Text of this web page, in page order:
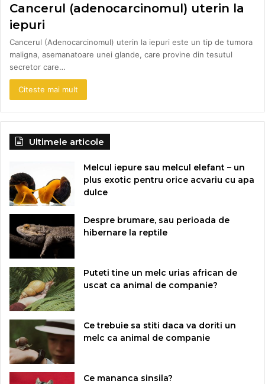
Cancerul (adenocarcinomul) uterin la
iepuri
Cancerul (Adenocarcinomul) uterin la iepuri este un tip de tumora
maligna, asemanatoare unei glande, care provine din tesutul
secretor care…
Citeste mai mult
Ultimele articole
Melcul iepure sau melcul elefant – un
plus exotic pentru orice acvariu cu apa
dulce
Despre brumare, sau perioada de
hibernare la reptile
Puteti tine un melc urias african de
uscat ca animal de companie?
Ce trebuie sa stiti daca va doriti un
melc ca animal de companie
Ce mananca sinsila?